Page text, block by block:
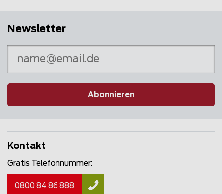
Newsletter
Abonnieren
Kontakt
Gratis Telefonnummer:
0800 84 86 888